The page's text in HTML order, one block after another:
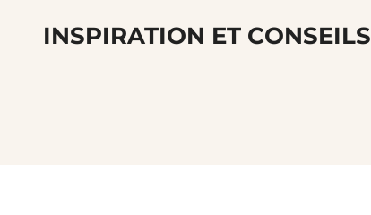
INSPIRATION ET CONSEILS